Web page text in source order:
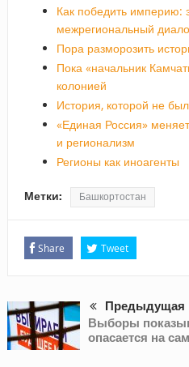
Как победить империю:
межрегиональный
Пора разморозить
Пока «начальник
колонией
История, которой не
«Единая Россия»
и регионализм
Регионы как иноагенты
Метки: Башкортостан
Share Tweet
Предыдущая
Выборы
опасается на